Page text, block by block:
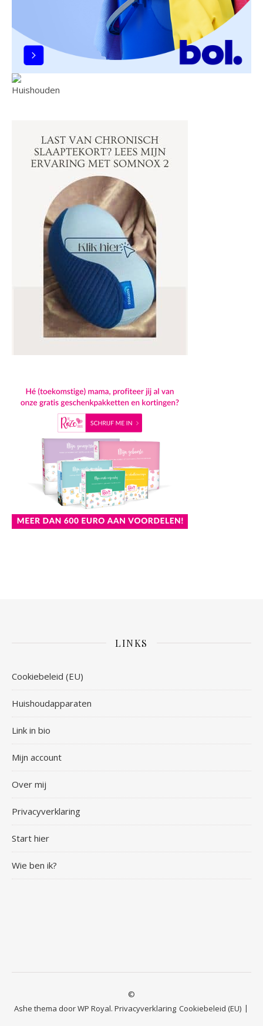
LINKS
Cookiebeleid (EU)
Huishoudapparaten
Link in bio
Mijn account
Over mij
Privacyverklaring
Start hier
Wie ben ik?
©
Privacyverklaring Cookiebeleid (EU)
Ashe thema doorWP Royal.